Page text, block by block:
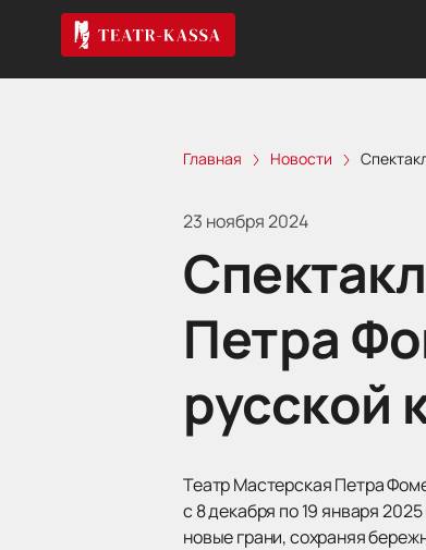
Главная Новости
23 ноября 2024
Петра
русской
Театр Мастерская Петра
с 8 декабря по 19 января
новые грани, сохраняя